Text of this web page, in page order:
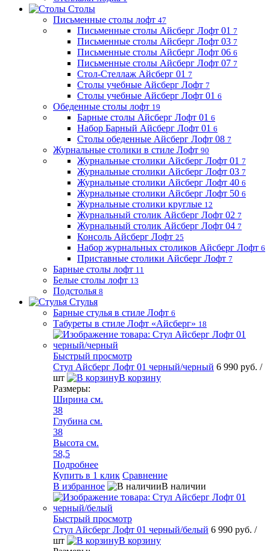
Столы
Письменные столы лофт 47
Письменные столы Айсберг Лофт 01 7
Письменные столы Айсберг Лофт 03 7
Письменные столы Айсберг Лофт 06 6
Письменные столы Айсберг Лофт 07 7
Стол-Стеллаж Айсберг 01 7
Столы учебные Айсберг Лофт 7
Столы учебные Айсберг Лофт 01 6
Обеденные столы лофт 19
Барные столы Айсберг Лофт 01 6
Набор Барный Айсберг Лофт 01 6
Столы обеденные Айсберг Лофт 08 7
Журнальные столики в стиле Лофт 90
Журнальные столики Айсберг Лофт 01 7
Журнальные столики Айсберг Лофт 03 7
Журнальные столики Айсберг Лофт 40 6
Журнальные столики Айсберг Лофт 50 6
Журнальные столики круглые 12
Журнальный столик Айсберг Лофт 02 7
Журнальный столик Айсберг Лофт 04 7
Консоль Айсберг Лофт 25
Набор журнальных столиков Айсберг Лофт 6
Приставные столики Айсберг Лофт 7
Барные столы лофт 11
Белые столы лофт 13
Подстолья 8
Стулья
Барные стулья в стиле Лофт 6
Табуреты в стиле Лофт «Айсберг» 18
Быстрый просмотр
Стул Айсберг Лофт 01 черный/черный 6 990 руб. /
шт
В корзину
Размеры:
Ширина см.
38
Глубина см.
38
Высота см.
58,5
Подробнее
Купить в 1 клик Сравнение
В избранное
В наличии
Быстрый просмотр
Стул Айсберг Лофт 01 черный/белый 6 990 руб. /
шт
В корзину